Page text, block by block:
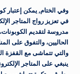
وفي الختام, يمكن إعتبار
في تعزيز رواج المتاجر
مدروسة لتقديم
الحاليين، والتفوق على
والتي تتماشى مع القفزة
ينبغي على المتاجر